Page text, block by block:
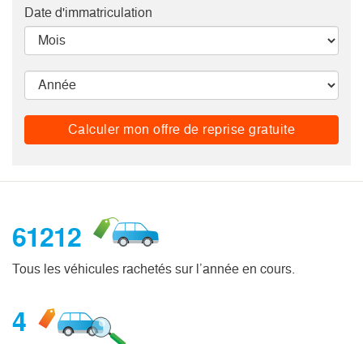
Date d'immatriculation
Calculer mon offre de reprise gratuite
61212
Tous les véhicules rachetés sur l’année en cours.
4